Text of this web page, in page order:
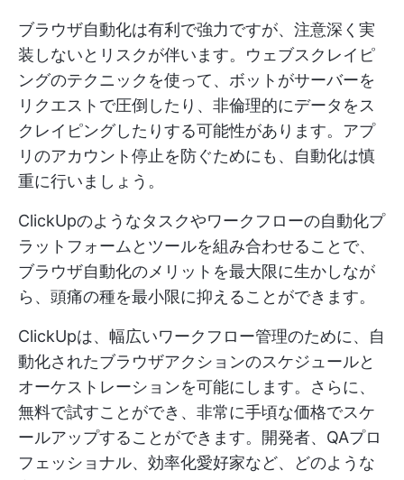
ブラウザ自動化は有利で強力ですが、注意深く実
装しないとリスクが伴います。ウェブスクレイピ
ングのテクニックを使って、ボットがサーバーを
リクエストで圧倒したり、非倫理的にデータをス
クレイピングしたりする可能性があります。アプ
リのアカウント停止を防ぐためにも、自動化は慎
重に行いましょう。
ClickUpのようなタスクやワークフローの自動化プ
ラットフォームとツールを組み合わせることで、
ブラウザ自動化のメリットを最大限に生かしなが
ら、頭痛の種を最小限に抑えることができます。
ClickUpは、幅広いワークフロー管理のために、自
動化されたブラウザアクションのスケジュールと
オーケストレーションを可能にします。さらに、
無料で試すことができ、非常に手頃な価格でスケ
ールアップすることができます。開発者、QAプロ
フェッショナル、効率化愛好家など、どのような